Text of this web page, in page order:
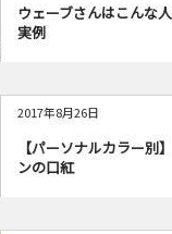
ウェーブさんはこんな
実例
2017年8月26日
【パーソナルカラー
ンの口紅